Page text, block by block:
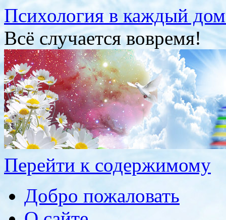
Психология в каждый
Всё случается вовремя!
Перейти к содержимому
Добро пожаловать